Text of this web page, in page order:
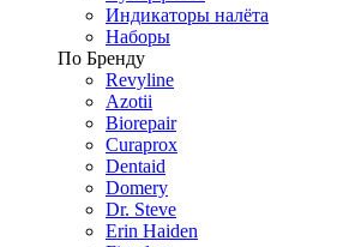
Индикаторы налёта
Наборы
По Бренду
Revyline
Azotii
Biorepair
Curaprox
Dentaid
Domery
Dr. Steve
Erin Haiden